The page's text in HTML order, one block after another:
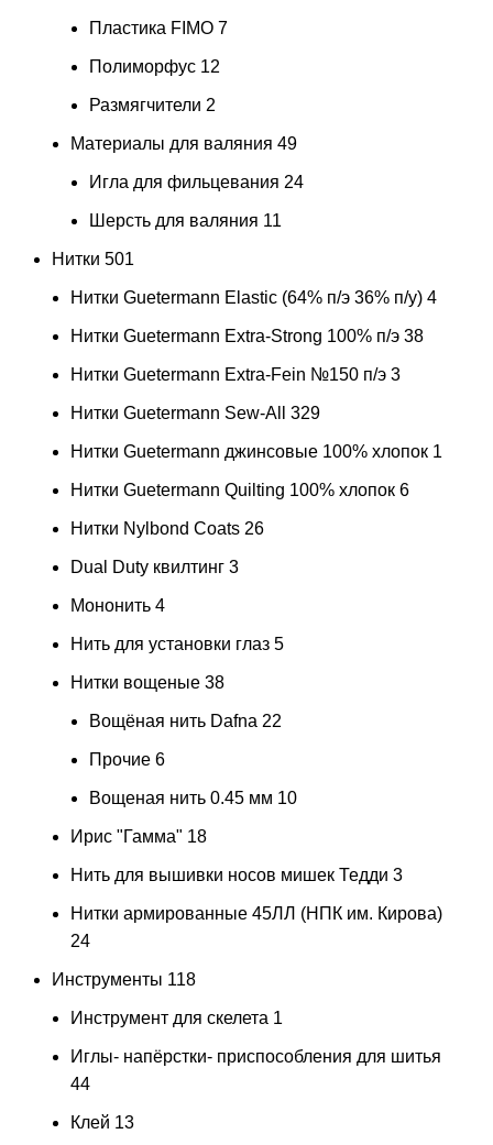
Пластика FIMO 7
Полиморфус 12
Размягчители 2
Материалы для валяния 49
Игла для фильцевания 24
Шерсть для валяния 11
Нитки 501
Нитки Guetermann Elastic (64% п/э 36% п/у) 4
Нитки Guetermann Extra-Strong 100% п/э 38
Нитки Guetermann Extra-Fein №150 п/э 3
Нитки Guetermann Sew-All 329
Нитки Guetermann джинсовые 100% хлопок 1
Нитки Guetermann Quilting 100% хлопок 6
Нитки Nylbond Coats 26
Dual Duty квилтинг 3
Мононить 4
Нить для установки глаз 5
Нитки вощеные 38
Вощёная нить Dafna 22
Прочие 6
Вощеная нить 0.45 мм 10
Ирис "Гамма" 18
Нить для вышивки носов мишек Тедди 3
Нитки армированные 45ЛЛ (НПК им. Кирова)
24
Инструменты 118
Инструмент для скелета 1
Иглы- напёрстки- приспособления для шитья
44
Клей 13